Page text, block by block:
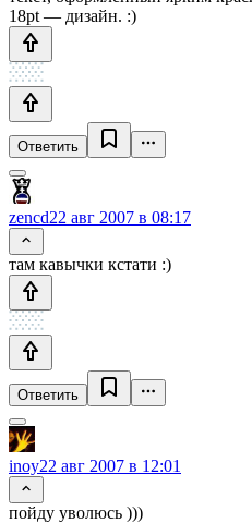
18pt — дизайн. :)
Ответить
zencd22 авг 2007 в 08:17
там кавычки кстати :)
Ответить
inoy22 авг 2007 в 12:01
пойду уволюсь )))